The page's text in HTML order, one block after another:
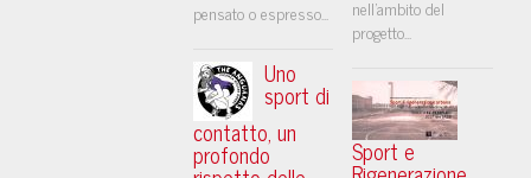
pensato o espresso...
Uno
sport di
contatto, un
profondo
nell'ambito del
progetto...
Sport e